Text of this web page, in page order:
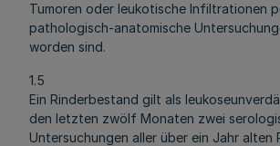
Tumoren oder leukotische Infiltrationen
pathologisch-anatomische
worden sind.
1.5
Ein Rinderbestand gilt als
den letzten zwölf Monaten zwei
Untersuchungen aller über ein Jahr alten